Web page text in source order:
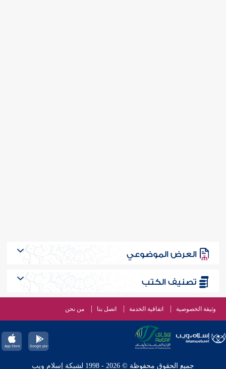
العرض الموضوعي
تصنيف الكتب
وثيقة الخصوصية اتفاقية الخدمة اتصل بنا من نحن
جميع الحقوق محفوظة © 2026 - 1998 لشبكة إسلام ويب